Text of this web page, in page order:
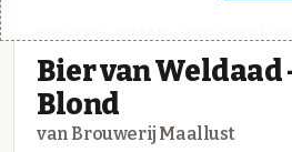
Bier van Weldaad
Blond
van Brouwerij Maallust